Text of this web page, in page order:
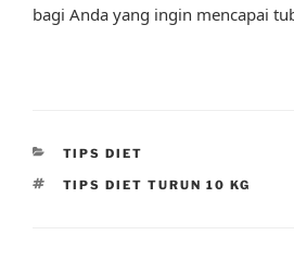
bagi Anda yang ingin mencapai
CATEGORIES
TIPS DIET
TAGS
TIPS DIET TURUN 10 KG